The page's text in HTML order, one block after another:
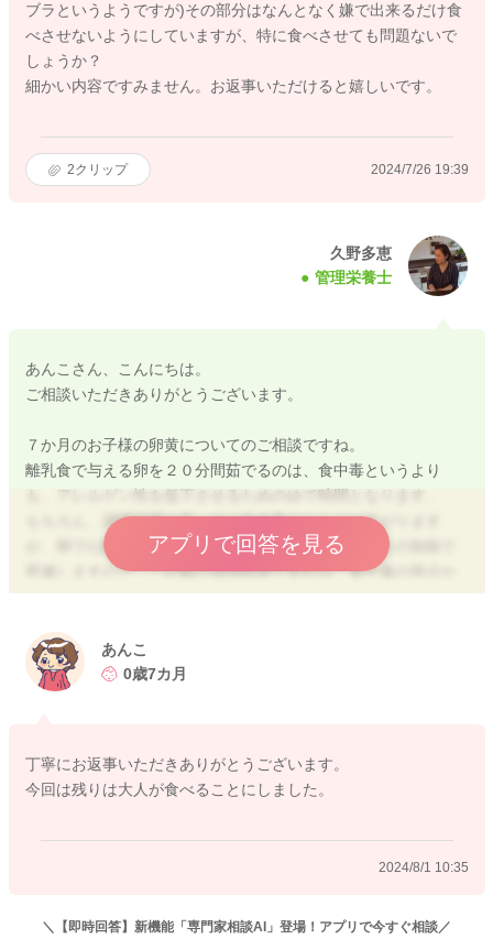
ブラというようですが)その部分はなんとなく嫌で出来るだけ食
べさせないようにしていますが、特に食べさせても問題ないで
しょうか？
細かい内容ですみません。お返事いただけると嬉しいです。
2クリップ 2024/7/26 19:39
久野多恵
管理栄養士
あんこさん、こんにちは。
ご相談いただきありがとうございます。
７か月のお子様の卵黄についてのご相談ですね。
離乳食で与える卵を２０分間茹でるのは、食中毒というより
も、アレルゲン性を低下させるためのゆで時間となります。
もちろん、調理時間が長いほど食中毒のリスクは下がります
が、卵で心配になるサルモネラ菌は、７５℃１分以上の加熱で
死滅しますので、ご記載の加熱時間であれば、食中毒の視点か
らいうと問題ないと思います。
離乳食で与える卵は、アレルゲン性をなるべく低くして与える
ことが大切です。２０分の固ゆでというのはその他のどの調理
アレルゲン性の視点からすると、卵がお湯につかっていなかっ
与えることは推奨していませんので、今回は大人が召し上がる
アプリで回答を見る
あんこ
0歳7カ月
丁寧にお返事いただきありがとうございます。
今回は残りは大人が食べることにしました。
2024/8/1 10:35
＼【即時回答】新機能「専門家相談AI」登場！アプリで今すぐ相談／